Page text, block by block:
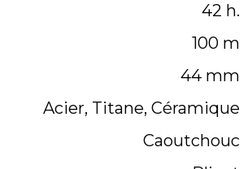
42 h.
100 m
44 mm
Acier, Titane, Céramique
Caoutchouc